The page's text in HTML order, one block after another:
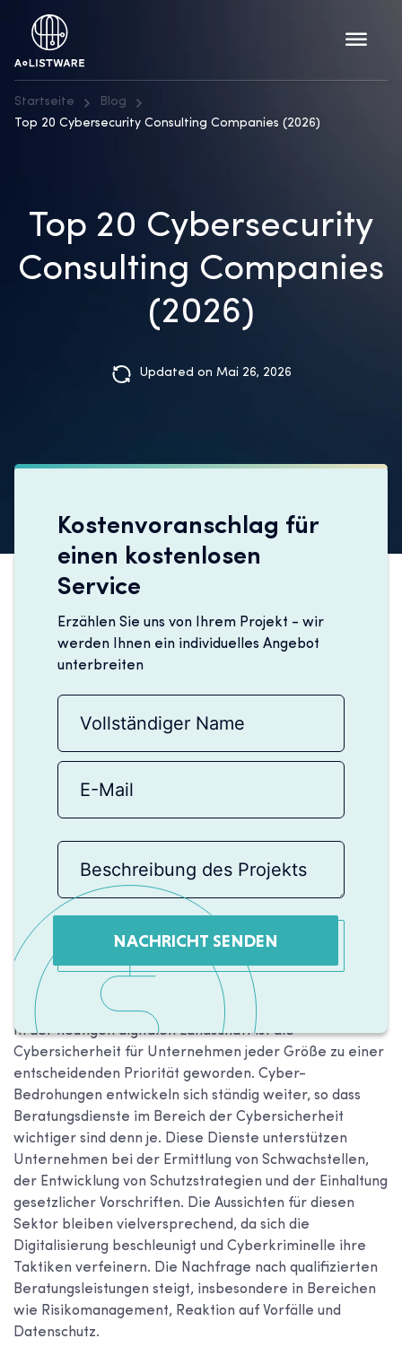
Startseite
Blog
Top 20 Cybersecurity Consulting Companies (2026)
Top 20 Cybersecurity
Consulting Companies
(2026)
Updated on Mai 26, 2026
Kostenvoranschlag für
einen kostenlosen
Service
Erzählen Sie uns von Ihrem Projekt - wir
werden Ihnen ein individuelles Angebot
unterbreiten
NACHRICHT SENDEN
In der heutigen digitalen Landschaft ist die
Cybersicherheit für Unternehmen jeder Größe zu einer
entscheidenden Priorität geworden. Cyber-
Bedrohungen entwickeln sich ständig weiter, so dass
Beratungsdienste im Bereich der Cybersicherheit
wichtiger sind denn je. Diese Dienste unterstützen
Unternehmen bei der Ermittlung von Schwachstellen,
der Entwicklung von Schutzstrategien und der Einhaltung
gesetzlicher Vorschriften. Die Aussichten für diesen
Sektor bleiben vielversprechend, da sich die
Digitalisierung beschleunigt und Cyberkriminelle ihre
Taktiken verfeinern. Die Nachfrage nach qualifizierten
Beratungsleistungen steigt, insbesondere in Bereichen
wie Risikomanagement, Reaktion auf Vorfälle und
Datenschutz.